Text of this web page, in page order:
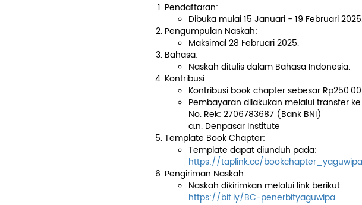
Pendaftaran:
Dibuka mulai 15 Januari - 19 Februari
Pengumpulan Naskah:
Maksimal 28 Februari 2025.
Bahasa:
Naskah ditulis dalam Bahasa Indonesia.
Kontribusi:
Kontribusi book chapter sebesar
Pembayaran dilakukan melalui transfer
No. Rek: 2706783687 (Bank BNI)
a.n. Denpasar Institute
Template Book Chapter:
Template dapat diunduh pada:
https://taplink.cc/bookchapter_yaguwipa
Pengiriman Naskah:
Naskah dikirimkan melalui link berikut:
https://bit.ly/BC-penerbityaguwipa